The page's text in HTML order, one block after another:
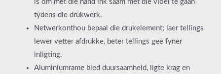
is om met die hand ink saam met die vloei te gaan
tydens die drukwerk.
Netwerkonthou bepaal die drukelement; laer tellings
lewer vetter afdrukke, beter tellings gee fyner
inligting.
Aluminiumrame bied duursaamheid, ligte krag en